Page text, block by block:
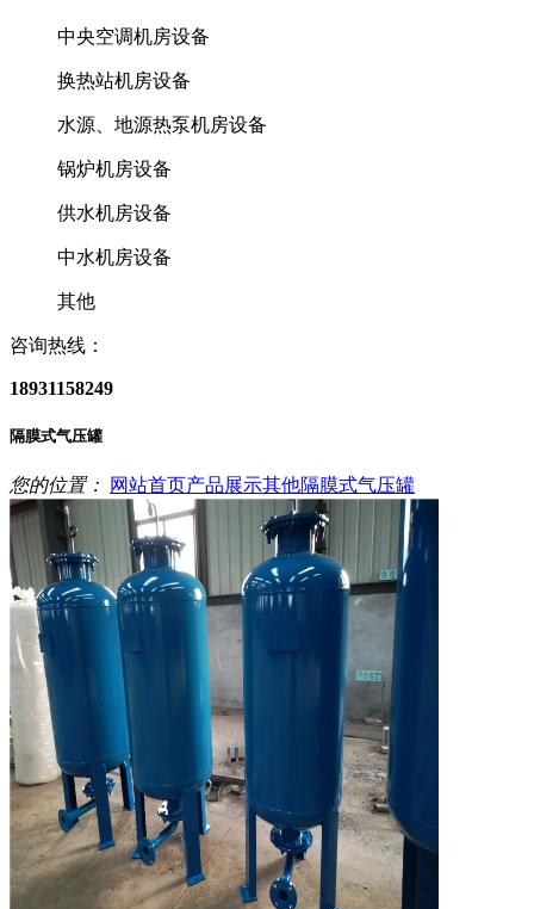
中央空调机房设备
换热站机房设备
水源、地源热泵机房设备
锅炉机房设备
供水机房设备
中水机房设备
其他
咨询热线：
18931158249
隔膜式气压罐
您的位置： 网站首页产品展示其他隔膜式气压罐